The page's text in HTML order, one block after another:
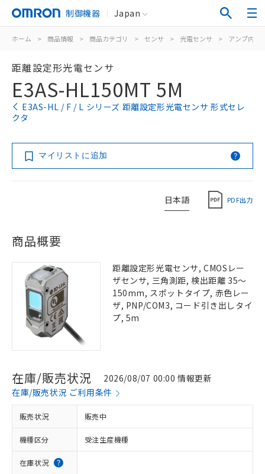
制御機器 Japan
ホーム > 商品情報 > 商品カテゴリ > センサ > 光電センサ > アンプ内蔵
距離設定形光電センサ
E3AS-HL150MT 5M
E3AS-HL / F / L シリーズ 距離設定形光電センサ 形式セレ
クタ
マイリストに追加
日本語 PDF出力
商品概要
距離設定形光電センサ, CMOSレー
ザセンサ, 三角測距, 検出距離 35～
150mm, スポットタイプ, 赤色レー
ザ, PNP/COM3, コード引き出しタイ
プ, 5m
在庫/販売状況
2026/08/07 00:00 情報更新
在庫/販売状況 ご利用条件
販売状況 販売中
機種区分 受注生産機種
在庫状況